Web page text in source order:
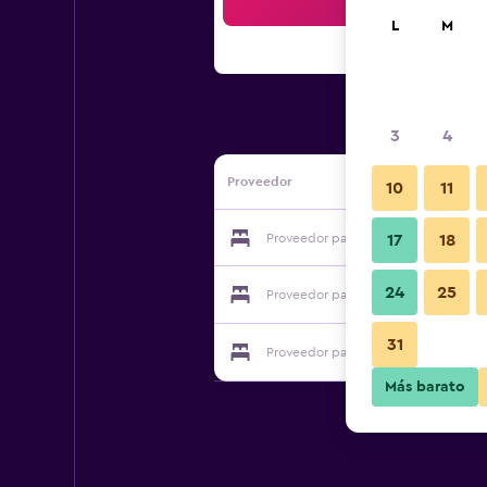
Proveedor
Proveedor para Hotel y Cabanas
Proveedor para Hotel y Cabanas
Proveedor para Hotel y Cabanas
L M
3 4
10 11
17 18
24 25
31
Más barato